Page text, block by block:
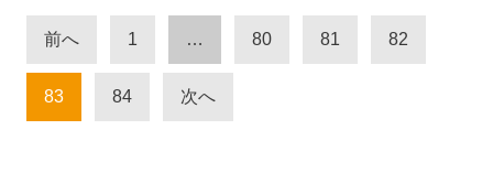
前へ 1 … 80 81 82
83 84 次へ